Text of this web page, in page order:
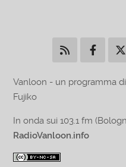
Vanloon - un programma
Fujiko
In onda sui 103.1 fm
RadioVanloon.info